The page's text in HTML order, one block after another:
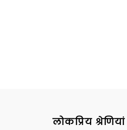
लोकप्रिय श्रेणियां